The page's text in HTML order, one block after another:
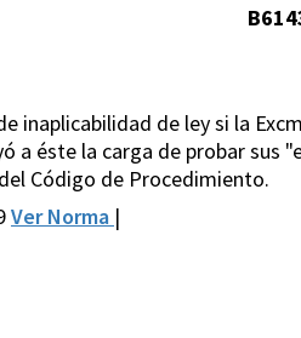
inaplicabilidad de ley si la
a éste la carga de probar sus
Código de Procedimiento.
Ver Norma |